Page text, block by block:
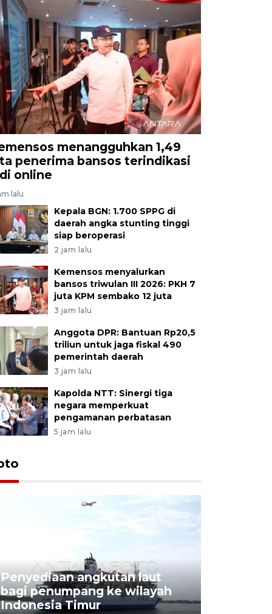
menangguhkan 1,49
penerima bansos terindikasi
online
lalu
Kepala BGN: 1.700 SPPG di
daerah angka stunting tinggi
siap beroperasi
2 jam lalu
Kemensos menyalurkan
bansos triwulan III 2026: PKH 7
juta KPM sembako 12 juta
3 jam lalu
Anggota DPR: Bantuan Rp20,5
triliun untuk jaga fiskal 490
pemerintah daerah
3 jam lalu
Kapolda NTT: Sinergi tiga
negara memperkuat
pengamanan perbatasan
5 jam lalu
Penyediaan angkutan laut
bagi penumpang ke wilayah
Indonesia Timur